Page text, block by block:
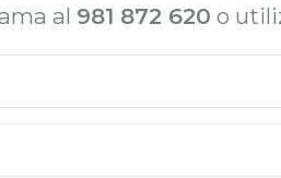
al 981 872 620 o